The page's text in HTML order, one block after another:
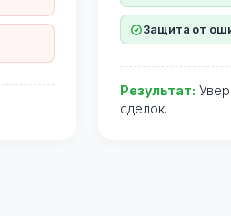
Защита от
Результат:
сделок.